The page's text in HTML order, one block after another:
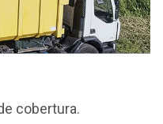
cobertura.